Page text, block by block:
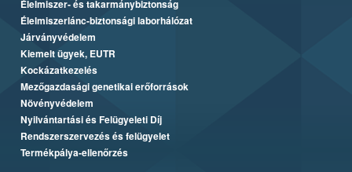
Élelmiszer- és takarmánybiztonság
Élelmiszerlánc-biztonsági laborhálózat
Járványvédelem
Kiemelt ügyek, EUTR
Kockázatkezelés
Mezőgazdasági genetikai erőforrások
Növényvédelem
Nyilvántartási és Felügyeleti Díj
Rendszerszervezés és felügyelet
Termékpálya-ellenőrzés